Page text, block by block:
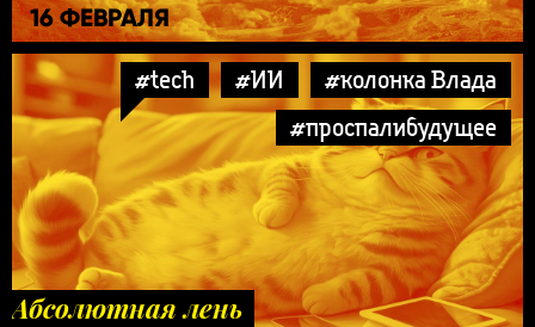
16 ФЕВРАЛЯ
#tech #ИИ
#колонка Влада
#проспалибудущее
Абсолютная лень